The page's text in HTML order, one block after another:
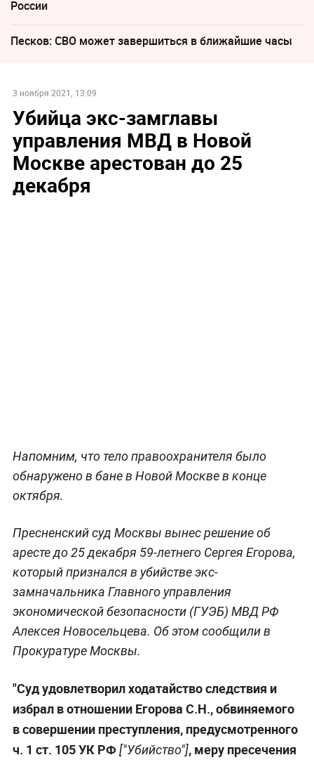
России
Песков: СВО может завершиться в ближайшие часы
3 ноября 2021, 13:09
Убийца экс-замглавы
управления МВД в Новой
Москве арестован до 25
декабря
Напомним, что тело правоохранителя было
обнаружено в бане в Новой Москве в конце
октября.
Пресненский суд Москвы вынес решение об
аресте до 25 декабря 59-летнего Сергея Егорова,
который признался в убийстве экс-
замначальника Главного управления
экономической безопасности (ГУЭБ) МВД РФ
Алексея Новосельцева. Об этом сообщили в
Прокуратуре Москвы.
"Суд удовлетворил ходатайство следствия и
избрал в отношении Егорова С.Н., обвиняемого
в совершении преступления, предусмотренного
ч. 1 ст. 105 УК РФ ["Убийство"], меру пресечения